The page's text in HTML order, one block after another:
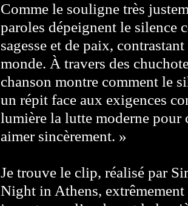
Comme le souligne très
paroles dépeignent le silence
sagesse et de paix,
monde. À travers des
chanson montre comment le
un répit face aux exigences
lumière la lutte moderne
aimer sincèrement. »
Je trouve le clip, réalisé par
Night in Athens, extrêmement